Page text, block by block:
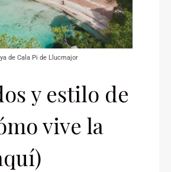
de Cala Pi de Llucmajor
y estilo de
vive la